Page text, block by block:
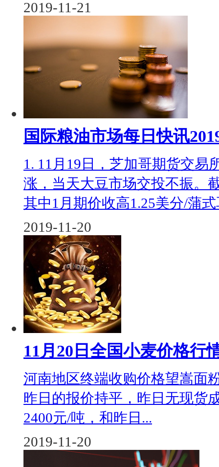
2019-11-21
国际粮油市场每日快讯
1. 11月19日，芝加哥期货交易
涨，当天大豆市场交投不振。
其中1月期价收高1.25美分/蒲式
2019-11-20
11月20日全国小麦价格行
河南地区终端收购价格望嵩面
昨日的报价持平，昨日无现货
2400元/吨，和昨日...
2019-11-20